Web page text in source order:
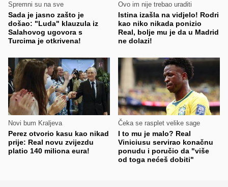
Spremni su na sve
Sada je jasno zašto je
došao: "Luda" klauzula iz
Salahovog ugovora s
Turcima je otkrivena!
Ovo im nije trebao uraditi
Istina izašla na vidjelo! Rodri
kao niko nikada ponizio
Real, bolje mu je da u Madrid
ne dolazi!
Novi bum Kraljeva
Perez otvorio kasu kao nikad
prije: Real novu zvijezdu
platio 140 miliona eura!
Čeka se rasplet velike sage
I to mu je malo? Real
Viniciusu servirao konačnu
ponudu i poručio da "više
od toga nećeš dobiti"